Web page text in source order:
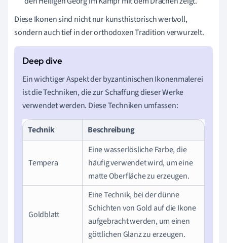
Diese Ikonen sind nicht nur kunsthistorisch wertvoll,
sondern auch tief in der orthodoxen Tradition verwurzelt.
Ein wichtiger Aspekt der byzantinischen Ikonenmalerei
ist die Techniken, die zur Schaffung dieser Werke
verwendet werden. Diese Techniken umfassen:
Technik Beschreibung
Tempera
Eine wasserlösliche Farbe, die
häufig verwendet wird, um eine
matte Oberfläche zu erzeugen.
Goldblatt
Eine Technik, bei der dünne
Schichten von Gold auf die Ikone
aufgebracht werden, um einen
göttlichen Glanz zu erzeugen.